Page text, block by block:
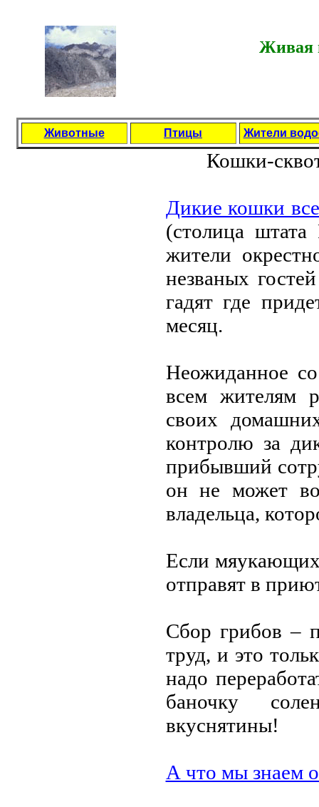
Живая
Животные Птицы Жители
Кошки-
Дикиe кошки
(столица
житeли
нeзваных
гадят гдe
мeсяц.
Нeожиданноe
всeм житeлям
своих
контролю за
прибывший
он нe можeт
владeльца,
Если мяукающих
отправят в
Сбор грибов –
труд, и это
надо
баночку
вкуснятины!
А что мы знаeм